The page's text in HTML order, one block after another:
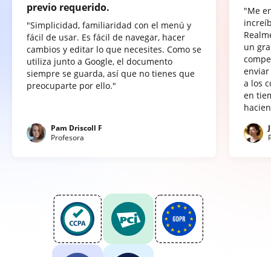
previo requerido.
"Simplicidad, familiaridad con el menú y
fácil de usar. Es fácil de navegar, hacer
cambios y editar lo que necesites. Como se
utiliza junto a Google, el documento
siempre se guarda, así que no tienes que
preocuparte por ello."
Pam Driscoll F
Profesora
"Me
un
a los
en